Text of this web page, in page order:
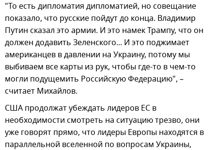
"То есть дипломатия дипломатией, но совещание
показало, что русские пойдут до конца. Владимир
Путин сказал это армии. И это намек Трампу, что он
должен додавить Зеленского... И это поджимает
американцев в давлении на Украину, потому мы
выбиваем все карты из рук, чтобы где-то в чем-то
могли подущемить Российскую Федерацию", –
считает Михайлов.
США продолжат убеждать лидеров ЕС в
необходимости смотреть на ситуацию трезво, они
уже говорят прямо, что лидеры Европы находятся в
параллельной вселенной по вопросам Украины,